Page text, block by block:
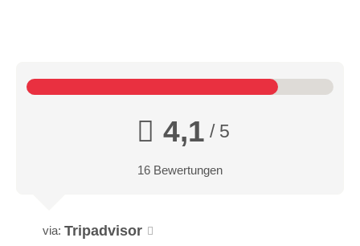
4,1 / 5
16 Bewertungen
via: Tripadvisor